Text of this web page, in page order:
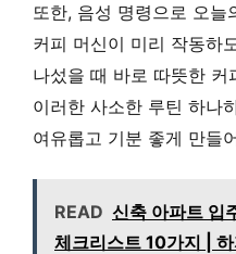
또한, 음성 명령으로 오늘
커피 머신이 미리 작동하
나섰을 때 바로 따뜻한 커
이러한 사소한 루틴 하나
여유롭고 기분 좋게 만들
READ 신축 아파트 입
체크리스트 10가지 |